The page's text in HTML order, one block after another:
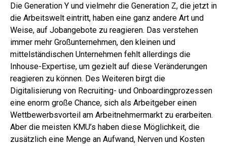
Die Generation Y und vielmehr die Generation Z, die jetzt in
die Arbeitswelt eintritt, haben eine ganz andere Art und
Weise, auf Jobangebote zu reagieren. Das verstehen
immer mehr Großunternehmen, den kleinen und
mittelständischen Unternehmen fehlt allerdings die
Inhouse-Expertise, um gezielt auf diese Veränderungen
reagieren zu können. Des Weiteren birgt die
Digitalisierung von Recruiting- und Onboardingprozessen
eine enorm große Chance, sich als Arbeitgeber einen
Wettbewerbsvorteil am Arbeitnehmermarkt zu erarbeiten.
Aber die meisten KMU’s haben diese Möglichkeit, die
zusätzlich eine Menge an Aufwand, Nerven und Kosten